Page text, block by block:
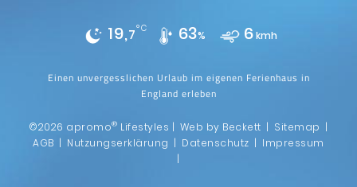
19,7°C 63% 6kmh
Einen unvergesslichen Urlaub im eigenen Ferienhaus in
England erleben
©2026 apromo® Lifestyles | Web by Beckett | Sitemap |
AGB | Nutzungserklärung | Datenschutz | Impressum
|